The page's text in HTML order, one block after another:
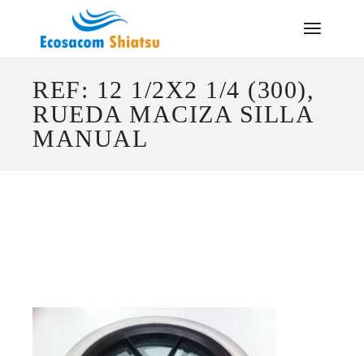
REF: 12 1/2X2 1/4 (300),
RUEDA MACIZA SILLA
MANUAL